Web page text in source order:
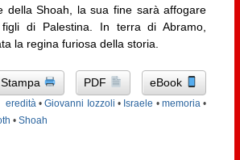
della Shoah, la sua fine sarà affogare
di Palestina. In terra di Abramo,
la regina furiosa della storia.
Stampa PDF eBook
eredità•Giovanni Iozzoli • Israele • memoria•
• Shoah